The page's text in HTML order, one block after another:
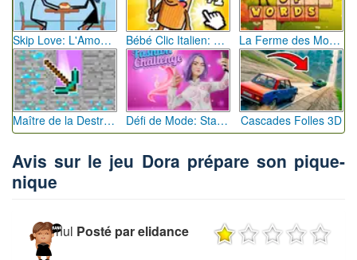
Skip Love: L'Amour en Péril Bébé Clic Italien: La Folie des Petits Bambins La Ferme des Mots - Cultivez votre Vocabulaire
Maître de la Destruction: Fusion de Pioches Défi de Mode: Star du Podium Cascades Folles 3D
Avis sur le jeu Dora prépare son pique-
nique
nul Posté par elidance